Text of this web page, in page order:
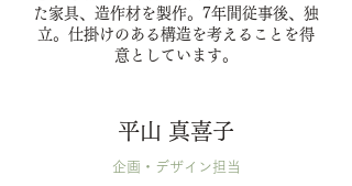
た家具、造作材を製作。7年間従事後、独
立。仕掛けのある構造を考えることを得
意としています。
平山 真喜子
企画・デザイン担当